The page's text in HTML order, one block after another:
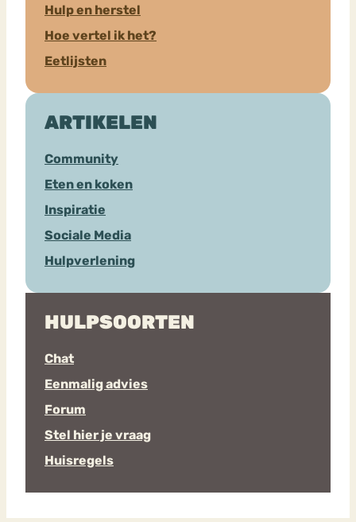
Hulp en herstel
Hoe vertel ik het?
Eetlijsten
ARTIKELEN
Community
Eten en koken
Inspiratie
Sociale Media
Hulpverlening
HULPSOORTEN
Chat
Eenmalig advies
Forum
Stel hier je vraag
Huisregels